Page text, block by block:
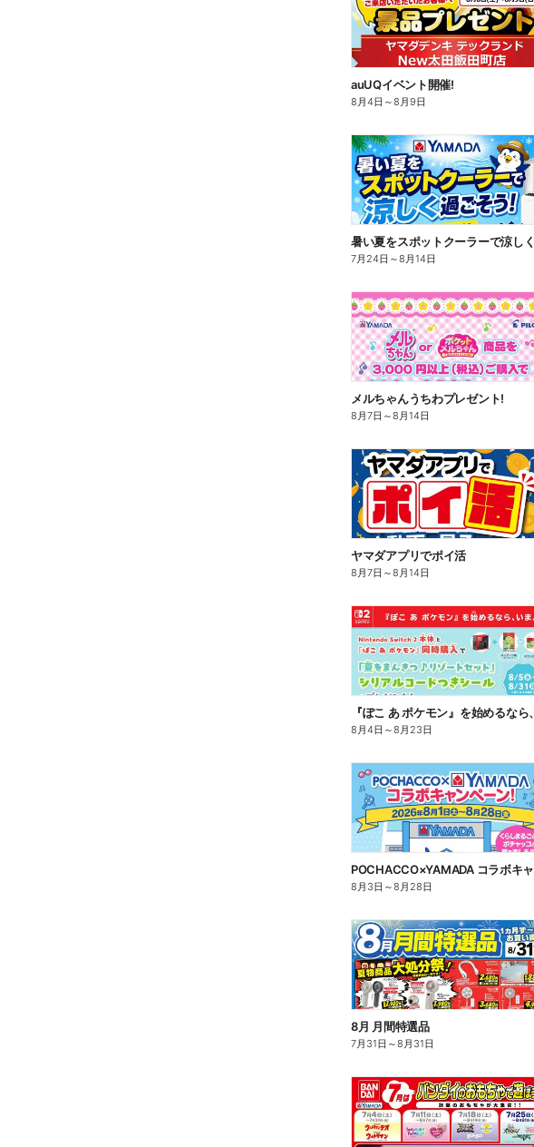
auUQイベント開催!
8月4日 ～8月9日
7月24日 ～8月14日
メルちゃんうちわプレゼント!
8月7日 ～8月14日
ヤマダアプリでポイ活
8月7日 ～8月14日
8月4日 ～8月23日
8月3日 ～8月28日
8月 月間特選品
7月31日 ～8月31日